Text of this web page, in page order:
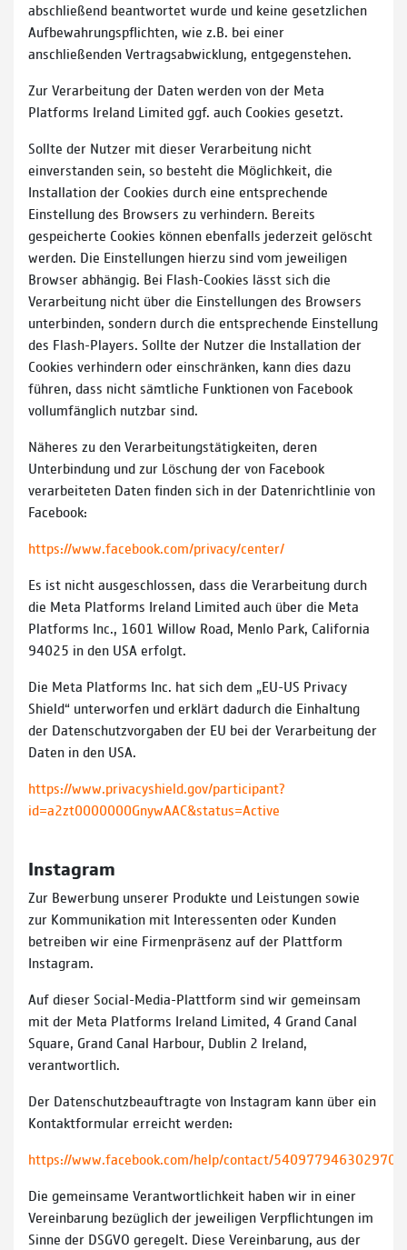
abschließend beantwortet wurde und keine gesetzlichen
Aufbewahrungspflichten, wie z.B. bei einer
anschließenden Vertragsabwicklung, entgegenstehen.
Zur Verarbeitung der Daten werden von der Meta
Platforms Ireland Limited ggf. auch Cookies gesetzt.
Sollte der Nutzer mit dieser Verarbeitung nicht
einverstanden sein, so besteht die Möglichkeit, die
Installation der Cookies durch eine entsprechende
Einstellung des Browsers zu verhindern. Bereits
gespeicherte Cookies können ebenfalls jederzeit gelöscht
werden. Die Einstellungen hierzu sind vom jeweiligen
Browser abhängig. Bei Flash-Cookies lässt sich die
Verarbeitung nicht über die Einstellungen des Browsers
unterbinden, sondern durch die entsprechende Einstellung
des Flash-Players. Sollte der Nutzer die Installation der
Cookies verhindern oder einschränken, kann dies dazu
führen, dass nicht sämtliche Funktionen von Facebook
vollumfänglich nutzbar sind.
Näheres zu den Verarbeitungstätigkeiten, deren
Unterbindung und zur Löschung der von Facebook
verarbeiteten Daten finden sich in der Datenrichtlinie von
Facebook:
https://www.facebook.com/privacy/center/
Es ist nicht ausgeschlossen, dass die Verarbeitung durch
die Meta Platforms Ireland Limited auch über die Meta
Platforms Inc., 1601 Willow Road, Menlo Park, California
94025 in den USA erfolgt.
Die Meta Platforms Inc. hat sich dem „EU-US Privacy
Shield“ unterworfen und erklärt dadurch die Einhaltung
der Datenschutzvorgaben der EU bei der Verarbeitung der
Daten in den USA.
https://www.privacyshield.gov/participant?
id=a2zt0000000GnywAAC&status=Active
Instagram
Zur Bewerbung unserer Produkte und Leistungen sowie
zur Kommunikation mit Interessenten oder Kunden
betreiben wir eine Firmenpräsenz auf der Plattform
Instagram.
Auf dieser Social-Media-Plattform sind wir gemeinsam
mit der Meta Platforms Ireland Limited, 4 Grand Canal
Square, Grand Canal Harbour, Dublin 2 Ireland,
verantwortlich.
Der Datenschutzbeauftragte von Instagram kann über ein
Kontaktformular erreicht werden:
https://www.facebook.com/help/contact/540977946302970
Die gemeinsame Verantwortlichkeit haben wir in einer
Vereinbarung bezüglich der jeweiligen Verpflichtungen im
Sinne der DSGVO geregelt. Diese Vereinbarung, aus der